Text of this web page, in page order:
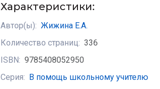
Характеристики:
Автор(ы): Жижина Е.А.
Количество страниц: 336
ISBN: 9785408052950
Серия:
В помощь школьному учителю